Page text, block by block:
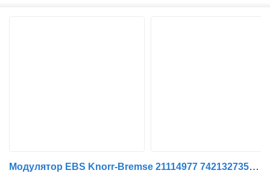
Модулятор EBS Knorr-Bremse 21114977 7421327354 K028781N07 K028781N50 K037886N06 для грузовика Volvo